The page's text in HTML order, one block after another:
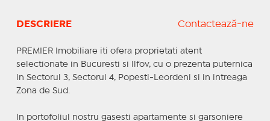
DESCRIERE Contactează-ne
PREMIER Imobiliare iti ofera proprietati atent
selectionate in Bucuresti si Ilfov, cu o prezenta puternica
in Sectorul 3, Sectorul 4, Popesti-Leordeni si in intreaga
Zona de Sud.
In portofoliul nostru gasesti apartamente si garsoniere